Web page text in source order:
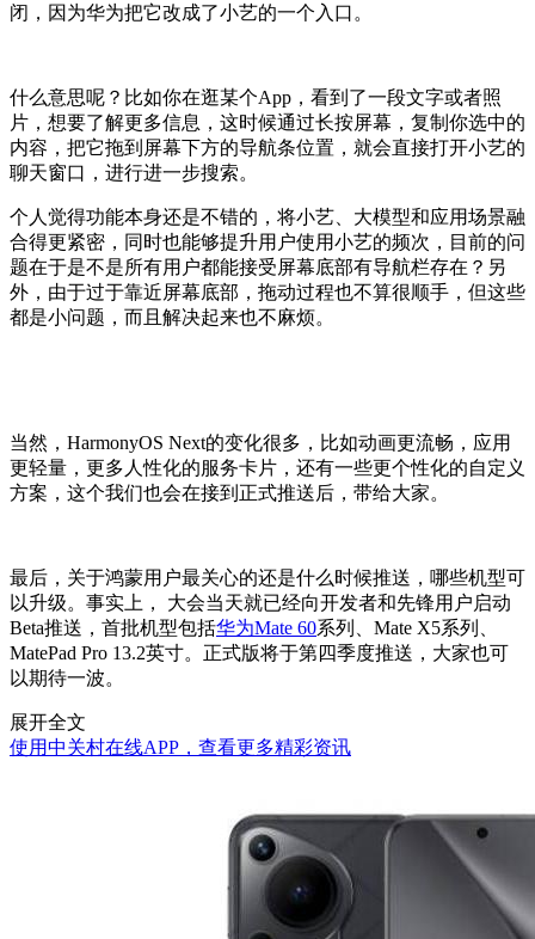
闭，因为华为把它改成了小艺的一个入口。
什么意思呢？比如你在逛某个App，看到了一段文字或者照
片，想要了解更多信息，这时候通过长按屏幕，复制你选中的
内容，把它拖到屏幕下方的导航条位置，就会直接打开小艺的
聊天窗口，进行进一步搜索。
个人觉得功能本身还是不错的，将小艺、大模型和应用场景融
合得更紧密，同时也能够提升用户使用小艺的频次，目前的问
题在于是不是所有用户都能接受屏幕底部有导航栏存在？另
外，由于过于靠近屏幕底部，拖动过程也不算很顺手，但这些
都是小问题，而且解决起来也不麻烦。
当然，HarmonyOS Next的变化很多，比如动画更流畅，应用
更轻量，更多人性化的服务卡片，还有一些更个性化的自定义
方案，这个我们也会在接到正式推送后，带给大家。
最后，关于鸿蒙用户最关心的还是什么时候推送，哪些机型可
以升级。事实上， 大会当天就已经向开发者和先锋用户启动
Beta推送，首批机型包括华为Mate 60系列、Mate X5系列、
MatePad Pro 13.2英寸。正式版将于第四季度推送，大家也可
以期待一波。
展开全文
使用中关村在线APP，查看更多精彩资讯